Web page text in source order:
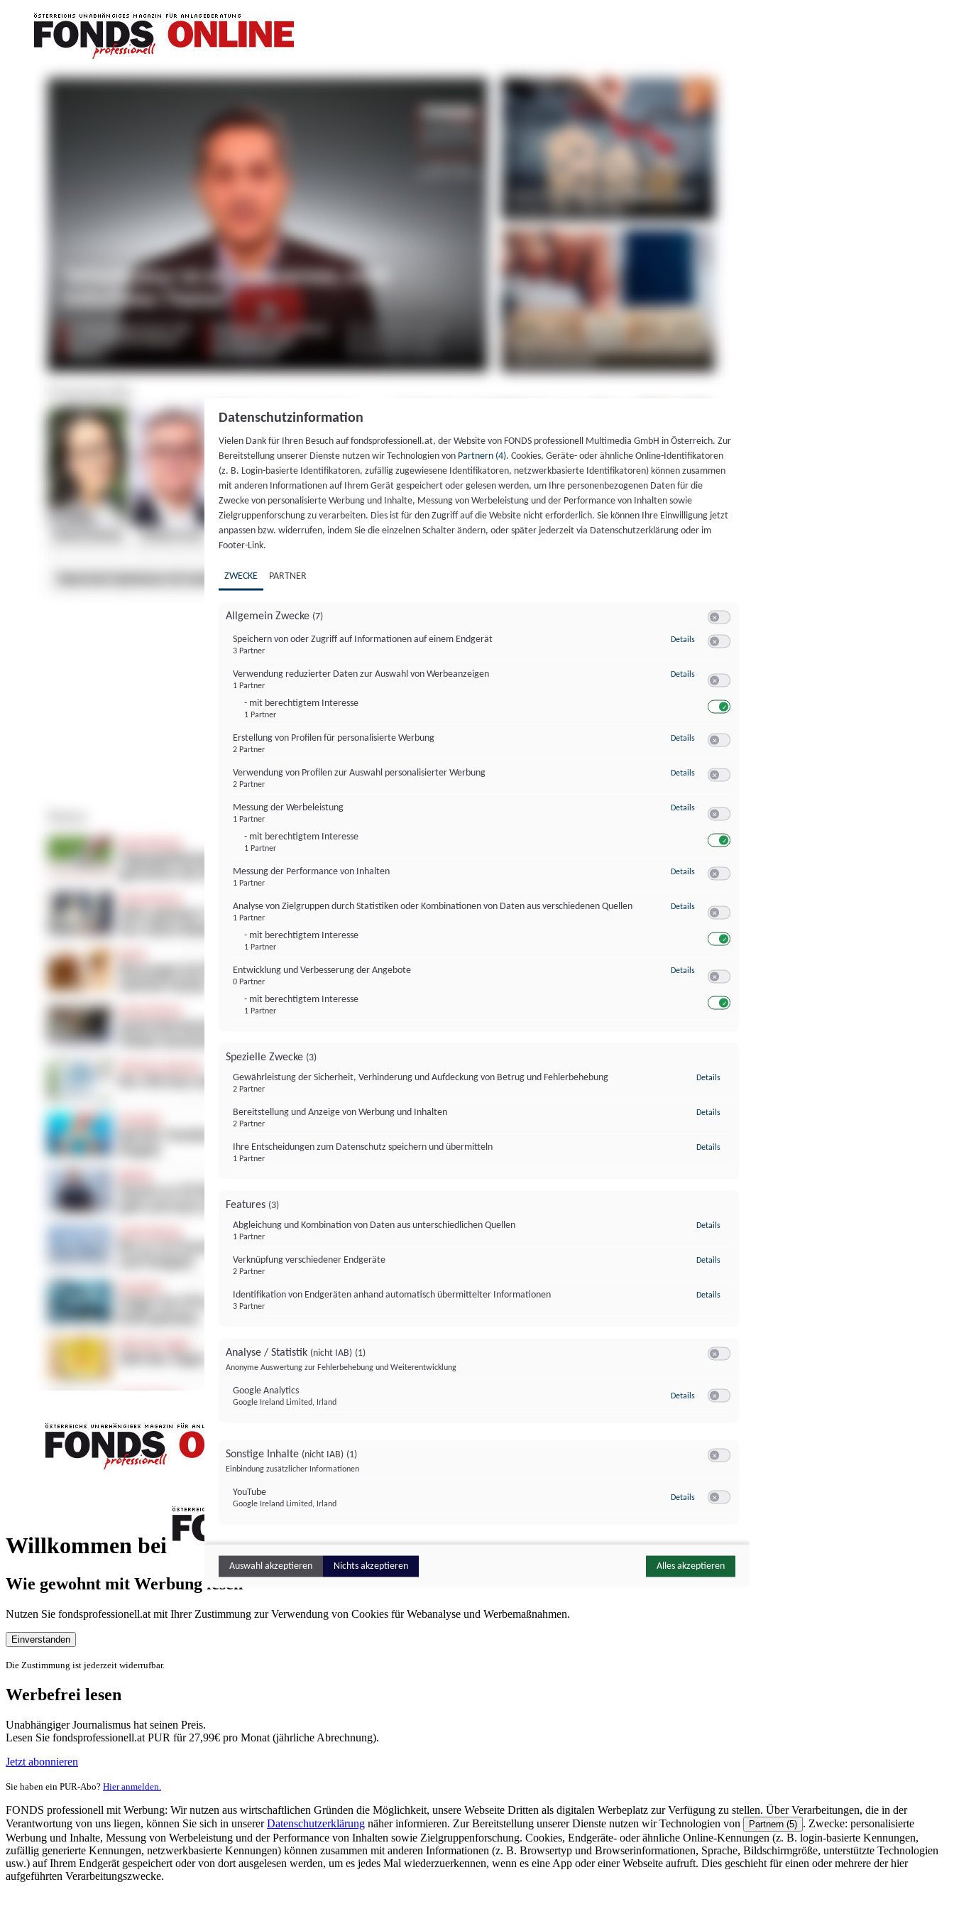
Willkommen bei
FONDS professionell
Wie gewohnt mit Werbung lesen
Nutzen Sie fondsprofessionell.at mit Ihrer Zustimmung zur Verwendung von Cookies für Webanalyse und Werbemaßnahmen.
Einverstanden
Die Zustimmung ist jederzeit widerrufbar.
Werbefrei lesen
Unabhängiger Journalismus hat seinen Preis.
Lesen Sie fondsprofessionell.at PUR für 27,99€ pro Monat (jährliche Abrechnung).
Jetzt abonnieren
Sie haben ein PUR-Abo? Hier anmelden.
FONDS professionell mit Werbung: Wir nutzen aus wirtschaftlichen Gründen die Möglichkeit, unsere Webseite Dritten als digitalen Werbeplatz zur Verfügung zu stellen. Über Verarbeitungen, die in der
Verantwortung von uns liegen, können Sie sich in unsererDatenschutzerklärung näher informieren. Zur Bereitstellung unserer Dienste nutzen wir Technologien von Partnern (5) . Zwecke: personalisierte
Werbung und Inhalte, Messung von Werbeleistung und der Performance von Inhalten sowie Zielgruppenforschung. Cookies, Endgeräte- oder ähnliche Online-Kennungen (z. B. login-basierte Kennungen,
zufällig generierte Kennungen, netzwerkbasierte Kennungen) können zusammen mit anderen Informationen (z. B. Browsertyp und Browserinformationen, Sprache, Bildschirmgröße, unterstützte Technologien
usw.) auf Ihrem Endgerät gespeichert oder von dort ausgelesen werden, um es jedes Mal wiederzuerkennen, wenn es eine App oder einer Webseite aufruft. Dies geschieht für einen oder mehrere der hier
aufgeführten Verarbeitungszwecke.
Datenschutzinformation
Vielen Dank für Ihren Besuch auf fondsprofessionell.at, der Website von FONDS professionell Multimedia GmbH in Österreich. Zur
Bereitstellung unserer Dienste nutzen wir Technologien von Partnern (4). Cookies, Geräte- oder ähnliche Online-Identifikatoren
(z. B. Login-basierte Identifikatoren, zufällig zugewiesene Identifikatoren, netzwerkbasierte Identifikatoren) können zusammen
mit anderen Informationen auf Ihrem Gerät gespeichert oder gelesen werden, um Ihre personenbezogenen Daten für die
Zwecke von personalisierte Werbung und Inhalte, Messung von Werbeleistung und der Performance von Inhalten sowie
Zielgruppenforschung zu verarbeiten. Dies ist für den Zugriff auf die Website nicht erforderlich. Sie können Ihre Einwilligung jetzt
anpassen bzw. widerrufen, indem Sie die einzelnen Schalter ändern, oder später jederzeit via Datenschutzerklärung oder im
Footer-Link.
ZWECKE PARTNER
Allgemein Zwecke (7)
Speichern von oder Zugriff auf Informationen auf einem Endgerät
3 Partner
Details zu Speichern von oder Zugriff auf Informationen auf einem Endgerät
Verwendung reduzierter Daten zur Auswahl von Werbeanzeigen
1 Partner
- mit berechtigtem Interesse
1 Partner
Details zu Verwendung reduzierter Daten zur Auswahl von Werbeanzeigen
Erstellung von Profilen für personalisierte Werbung
2 Partner
Details zu Erstellung von Profilen für personalisierte Werbung
Verwendung von Profilen zur Auswahl personalisierter Werbung
2 Partner
Details zu Verwendung von Profilen zur Auswahl personalisierter Werbung
Messung der Werbeleistung
1 Partner
- mit berechtigtem Interesse
1 Partner
Details zu Messung der Werbeleistung
Messung der Performance von Inhalten
1 Partner
Details zu Messung der Performance von Inhalten
Analyse von Zielgruppen durch Statistiken oder Kombinationen von Daten aus verschiedenen Quellen
1 Partner
- mit berechtigtem Interesse
1 Partner
Details zu Analyse von Zielgruppen durch Statistiken oder Kombinationen von
Entwicklung und Verbesserung der Angebote
0 Partner
- mit berechtigtem Interesse
1 Partner
Details zu Entwicklung und Verbesserung der Angebote
Spezielle Zwecke (3)
Gewährleistung der Sicherheit, Verhinderung und Aufdeckung von Betrug und Fehlerbehebung
2 Partner
Details
Bereitstellung und Anzeige von Werbung und Inhalten
2 Partner
Details
Ihre Entscheidungen zum Datenschutz speichern und übermitteln
1 Partner
Details
Features (3)
Abgleichung und Kombination von Daten aus unterschiedlichen Quellen
1 Partner
Details
Verknüpfung verschiedener Endgeräte
2 Partner
Details
Identifikation von Endgeräten anhand automatisch übermittelter Informationen
3 Partner
Details
Analyse / Statistik (nicht IAB) (1)
Anonyme Auswertung zur Fehlerbehebung und Weiterentwicklung
Google Analytics
Google Ireland Limited, Irland
Details zu Google Analytics
Sonstige Inhalte (nicht IAB) (1)
Einbindung zusätzlicher Informationen
YouTube
Google Ireland Limited, Irland
Details zu YouTube
Auswahl akzeptieren Nichts akzeptieren Alles akzeptieren